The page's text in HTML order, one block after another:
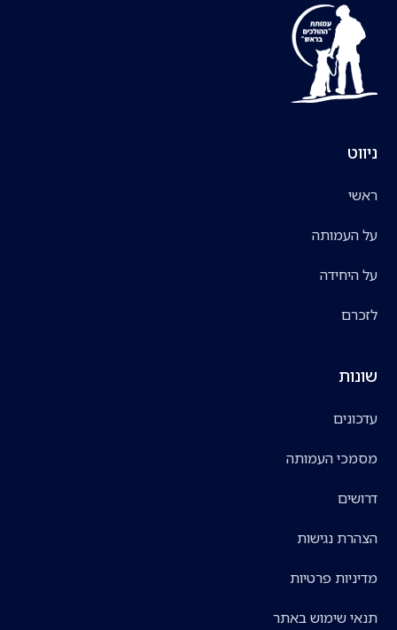
ניווט
ראשי
על העמותה
על היחידה
לזכרם
שונות
עדכונים
מסמכי העמותה
דרושים
הצהרת נגישות
מדיניות פרטיות
תנאי שימוש באתר